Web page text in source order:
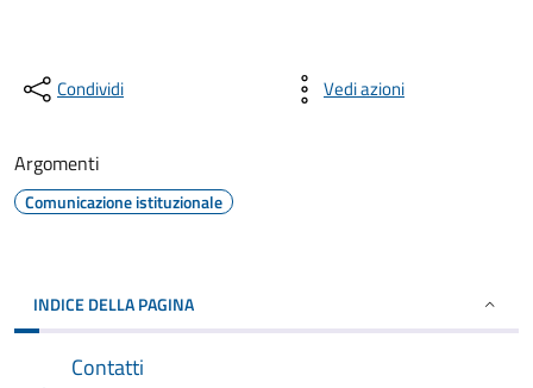
Condividi Vedi azioni
Argomenti
Comunicazione istituzionale
INDICE DELLA PAGINA
Contatti